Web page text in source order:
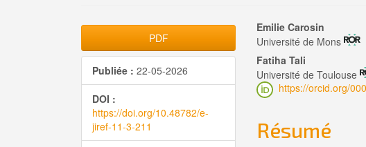
Barre
latérale
de
l'article
PDF
Publiée : 22-05-2026
DOI :
https://doi.org/10.48782/e-
jiref-11-3-211
Contenu
principal
de
l'article
Emilie Carosin
Université de Mons
Fatiha Tali
Université de Toulouse
https://orcid.org/
Résumé